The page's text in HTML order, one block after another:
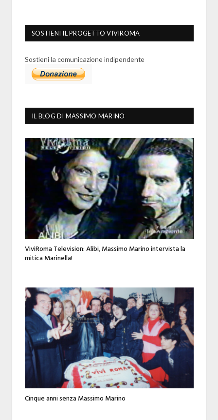
SOSTIENI IL PROGETTO VIVIROMA
Sostieni la comunicazione indipendente
IL BLOG DI MASSIMO MARINO
ViviRoma Television: Alibi, Massimo Marino intervista la
mitica Marinella!
Cinque anni senza Massimo Marino